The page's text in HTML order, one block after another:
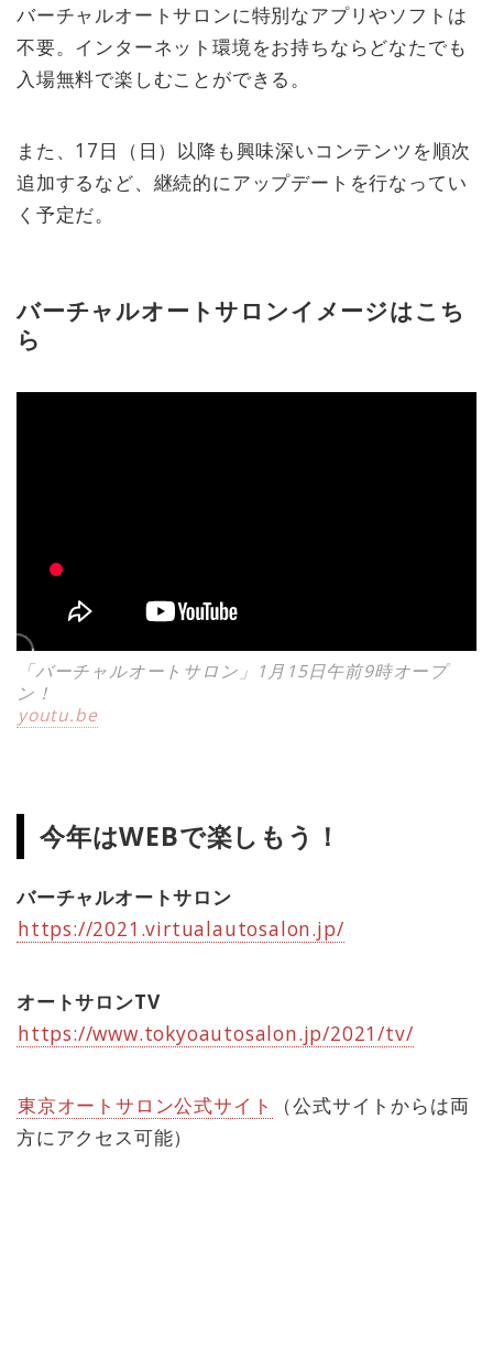
バーチャルオートサロンに特別なアプリやソフトは
不要。インターネット環境をお持ちならどなたでも
入場無料で楽しむことができる。
また、17日（日）以降も興味深いコンテンツを順次
追加するなど、継続的にアップデートを行なってい
く予定だ。
バーチャルオートサロンイメージはこち
ら
「バーチャルオートサロン」1月15日午前9時オープ
ン！
youtu.be
今年はWEBで楽しもう！
バーチャルオートサロン
https://2021.virtualautosalon.jp/
オートサロンTV
https://www.tokyoautosalon.jp/2021/tv/
東京オートサロン公式サイト
（公式サイトからは両
方にアクセス可能）